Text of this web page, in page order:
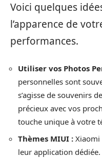
Voici quelques
l’apparence de
performances.
Utiliser vos Photos
personnelles sont
s’agisse de souvenirs
précieux avec vos
touche unique à votre
Thèmes MIUI :
leur application